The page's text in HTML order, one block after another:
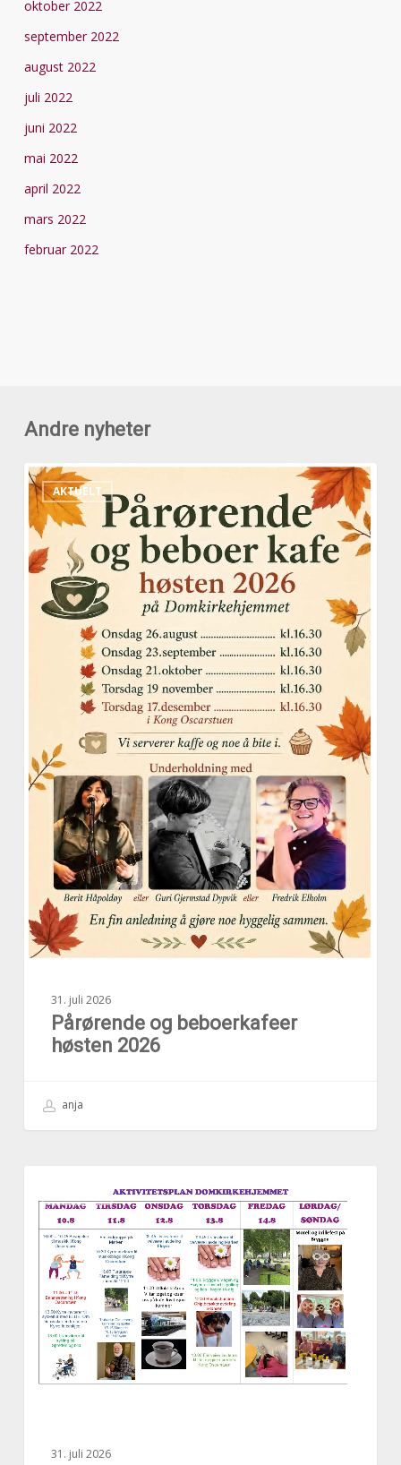
oktober 2022
september 2022
august 2022
juli 2022
juni 2022
mai 2022
april 2022
mars 2022
februar 2022
Andre nyheter
AKTUELT
Pårørende
og
beboerkafeer
høsten
2026
31. juli 2026
Pårørende og beboerkafeer
høsten 2026
anja
uke
2026
31. juli 2026